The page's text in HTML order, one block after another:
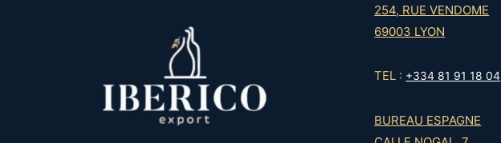
254, RUE VENDOME
69003 LYON
TEL : +334 81 91 18 04
BUREAU ESPAGNE